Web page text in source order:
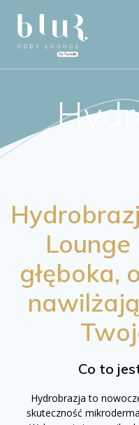
głęboka,
Co to
Hydrobrazja to
skuteczność